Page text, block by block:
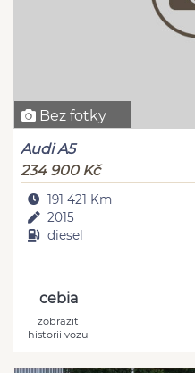
Bez fotky
Audi A5
234 900 Kč
191 421 Km
2015
diesel
cebia
zobrazit
historii vozu